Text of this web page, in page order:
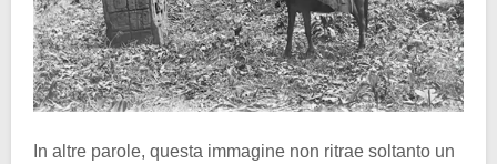
In altre parole, questa immagine non ritrae soltanto un